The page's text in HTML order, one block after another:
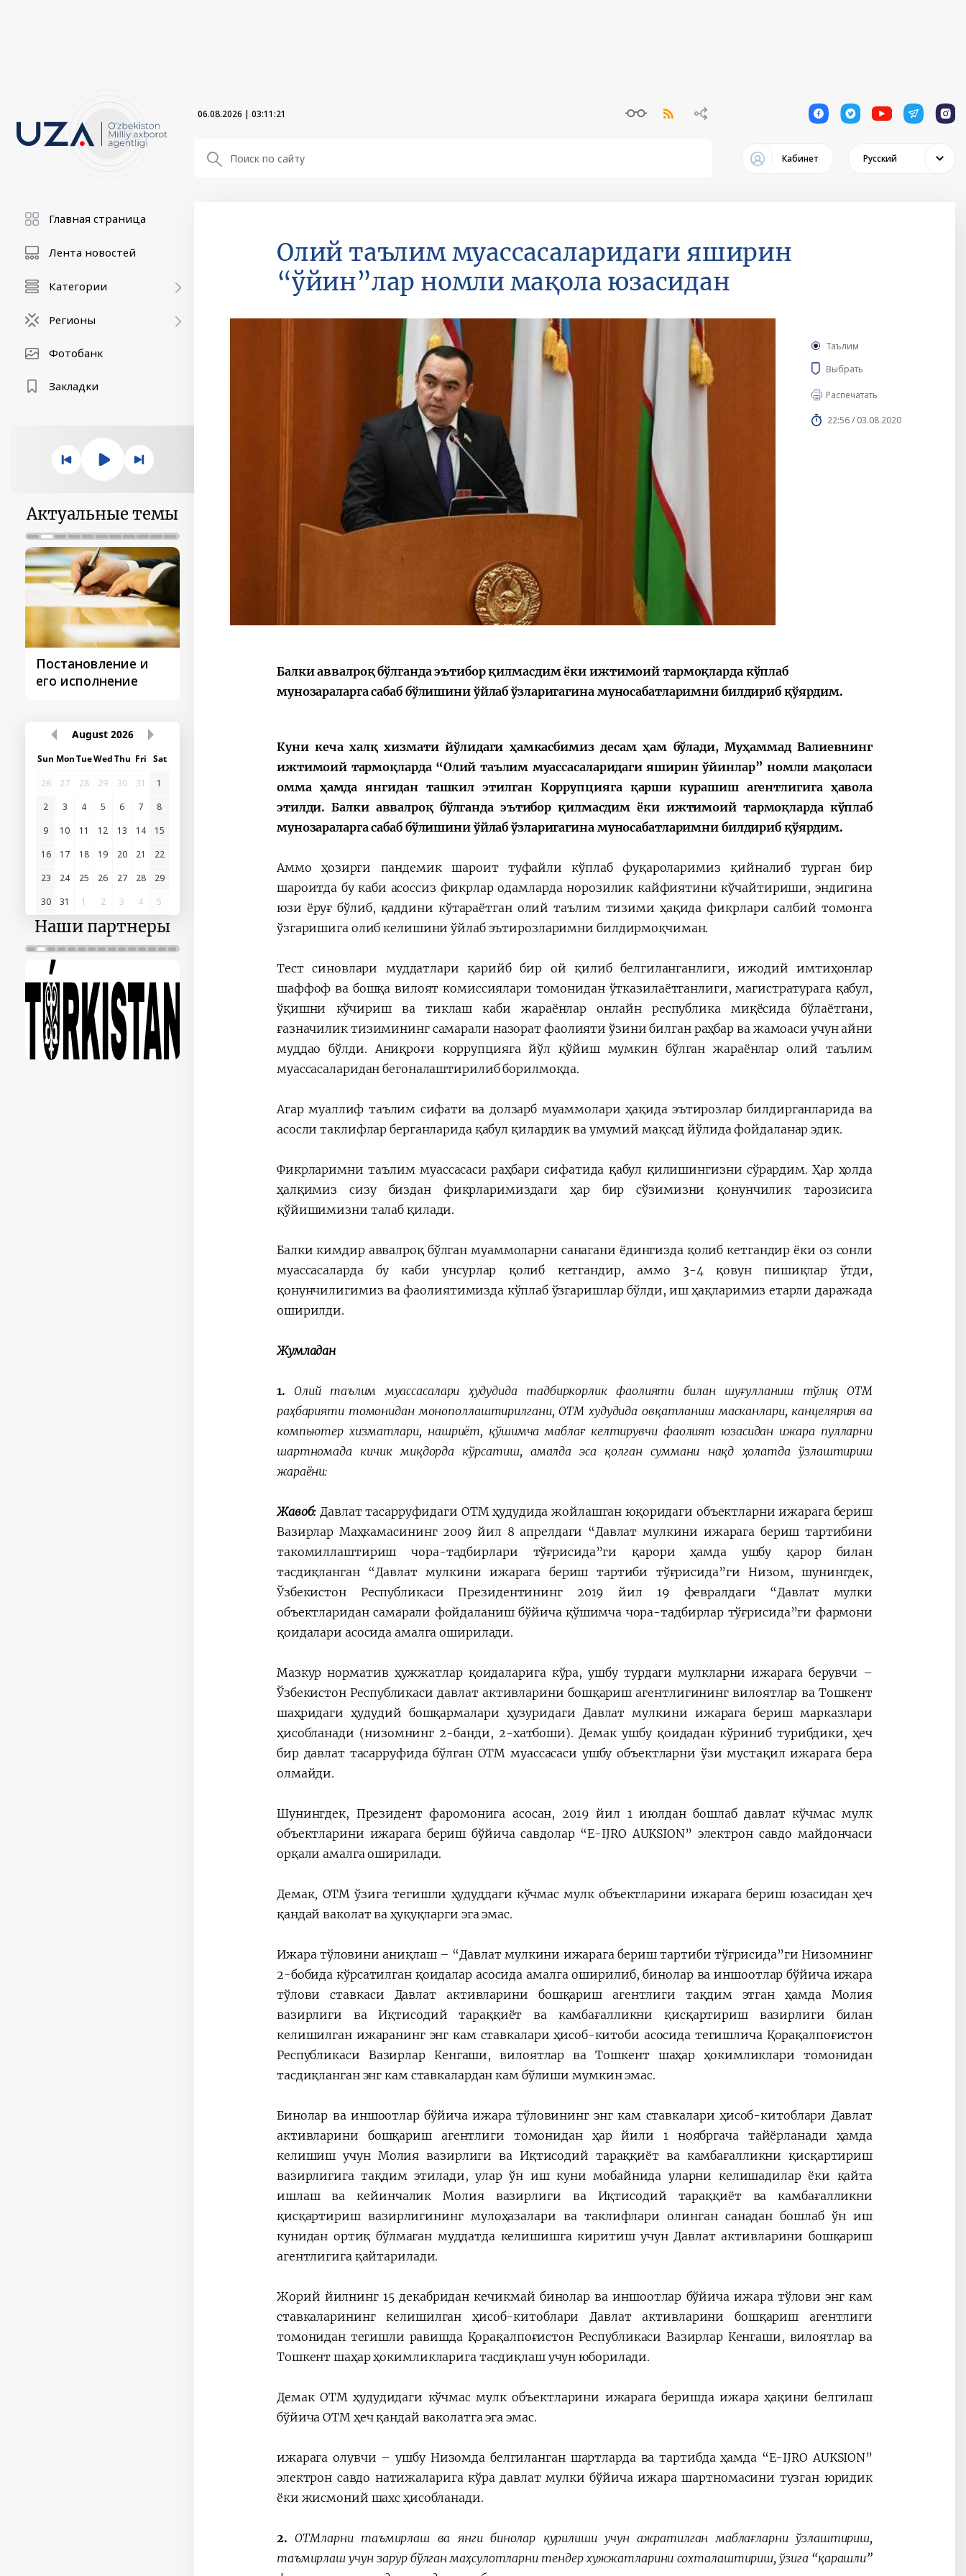
06.08.2026 | 03:11:22 1 1 1 1 1
Кабинет Русский
Главная страница
Лента новостей
Категории
Регионы
Фотобанк
Закладки
Актуальные темы
Постановление и
его исполнение
Президента
Поручение
Президента – в
действии
Видеоселекторные
совещания под
председательством
Мирзиёева
После визита
Президента…
August 2026
Sun MonTueWedThu Fri Sat
26
27 28 29 30 31
1
2
3 4 5 6 7
8
9
10 11 12 13 14
15
16
17 18 19 20 21
22
23
24 25 26 27 28
29
30
31 1 2 3 4 5
Наши партнеры
Олий таълим муассасаларидаги яширин
“ўйин”лар номли мақола юзасидан
Таълим
Выбрать
Распечатать
22:56 / 03.08.2020
Балки аввалроқ бўлганда эътибор қилмасдим ёки ижтимоий тармоқларда кўплаб
мунозараларга сабаб бўлишини ўйлаб ўзларигагина муносабатларимни билдириб қўярдим.
Куни кеча халқ хизмати йўлидаги ҳамкасбимиз десам ҳам бўлади, Муҳаммад Валиевнинг
ижтимоий тармоқларда “Олий таълим муассасаларидаги яширин ўйинлар” номли мақоласи
омма ҳамда янгидан ташкил этилган Коррупцияга қарши курашиш агентлигига ҳавола
этилди. Балки аввалроқ бўлганда эътибор қилмасдим ёки ижтимоий тармоқларда кўплаб
мунозараларга сабаб бўлишини ўйлаб ўзларигагина муносабатларимни билдириб қўярдим.
Аммо ҳозирги пандемик шароит туфайли кўплаб фуқароларимиз қийналиб турган бир
шароитда бу каби асоссиз фикрлар одамларда норозилик кайфиятини кўчайтириши, эндигина
юзи ёруғ бўлиб, қаддини кўтараётган олий таълим тизими ҳақида фикрлари салбий томонга
ўзгаришига олиб келишини ўйлаб эътирозларимни билдирмоқчиман.
Тест синовлари муддатлари қарийб бир ой қилиб белгиланганлиги, ижодий имтиҳонлар
шаффоф ва бошқа вилоят комиссиялари томонидан ўтказилаётганлиги, магистратурага қабул,
ўқишни кўчириш ва тиклаш каби жараёнлар онлайн республика миқёсида бўлаётгани,
ғазначилик тизимининг самарали назорат фаолияти ўзини билган раҳбар ва жамоаси учун айни
муддао бўлди. Аниқроғи коррупцияга йўл қўйиш мумкин бўлган жараёнлар олий таълим
муассасаларидан бегоналаштирилиб борилмоқда.
Агар муаллиф таълим сифати ва долзарб муаммолари ҳақида эътирозлар билдирганларида ва
асосли таклифлар берганларида қабул қилардик ва умумий мақсад йўлида фойдаланар эдик.
Фикрларимни таълим муассасаси раҳбари сифатида қабул қилишингизни сўрардим. Ҳар ҳолда
ҳалқимиз сизу биздан фикрларимиздаги ҳар бир сўзимизни қонунчилик тарозисига
қўйишимизни талаб қилади.
Балки кимдир аввалроқ бўлган муаммоларни санагани ёдингизда қолиб кетгандир ёки оз сонли
муассасаларда бу каби унсурлар қолиб кетгандир, аммо 3-4 қовун пишиқлар ўтди,
қонунчилигимиз ва фаолиятимизда кўплаб ўзгаришлар бўлди, иш ҳақларимиз етарли даражада
оширилди.
Жумладан
1.
Олий таълим муассасалари ҳудудида тадбиркорлик фаолияти билан шуғулланиш тўлиқ ОТМ
раҳбарияти томонидан монополлаштирилгани, ОТМ худудида овқатланиш масканлари, канцелярия ва
компьютер хизматлари, нашриёт, қўшимча маблағ келтирувчи фаолият юзасидан ижара пулларни
шартномада кичик миқдорда кўрсатиш, амалда эса қолган суммани нақд ҳолатда ўзлаштириш
жараёни:
Жавоб:Давлат тасарруфидаги ОТМ ҳудудида жойлашган юқоридаги объектларни ижарага бериш
Вазирлар Маҳкамасининг 2009 йил 8 апрелдаги “Давлат мулкини ижарага бериш тартибини
такомиллаштириш чора-тадбирлари тўғрисида”ги қарори ҳамда ушбу қарор билан
тасдиқланган “Давлат мулкини ижарага бериш тартиби тўғрисида”ги Низом, шунингдек,
Ўзбекистон Республикаси Президентининг 2019 йил 19 февралдаги “Давлат мулки
объектларидан самарали фойдаланиш бўйича қўшимча чора-тадбирлар тўғрисида”ги фармони
қоидалари асосида амалга оширилади.
Мазкур норматив ҳужжатлар қоидаларига кўра, ушбу турдаги мулкларни ижарага берувчи –
Ўзбекистон Республикаси давлат активларини бошқариш агентлигининг вилоятлар ва Тошкент
шаҳридаги ҳудудий бошқармалари ҳузуридаги Давлат мулкини ижарага бериш марказлари
ҳисобланади (низомнинг 2-банди, 2-хатбоши). Демак ушбу қоидадан кўриниб турибдики, ҳеч
бир давлат тасарруфида бўлган ОТМ муассасаси ушбу объектларни ўзи мустақил ижарага бера
олмайди.
Шунингдек, Президент фаромонига асосан, 2019 йил 1 июлдан бошлаб давлат кўчмас мулк
объектларини ижарага бериш бўйича савдолар “E-IJRO AUKSION” электрон савдо майдончаси
орқали амалга оширилади.
Демак, ОТМ ўзига тегишли ҳудуддаги кўчмас мулк объектларини ижарага бериш юзасидан ҳеч
қандай ваколат ва ҳуқуқларги эга эмас.
Ижара тўловини аниқлаш – “Давлат мулкини ижарага бериш тартиби тўғрисида”ги Низомнинг
2-бобида кўрсатилган қоидалар асосида амалга оширилиб, бинолар ва иншоотлар бўйича ижара
тўлови ставкаси Давлат активларини бошқариш агентлиги тақдим этган ҳамда Молия
вазирлиги ва Иқтисодий тараққиёт ва камбағалликни қисқартириш вазирлиги билан
келишилган ижаранинг энг кам ставкалари ҳисоб-китоби асосида тегишлича Қорақалпоғистон
Республикаси Вазирлар Кенгаши, вилоятлар ва Тошкент шаҳар ҳокимликлари томонидан
тасдиқланган энг кам ставкалардан кам бўлиши мумкин эмас.
Бинолар ва иншоотлар бўйича ижара тўловининг энг кам ставкалари ҳисоб-китоблари Давлат
активларини бошқариш агентлиги томонидан ҳар йили 1 ноябргача тайёрланади ҳамда
келишиш учун Молия вазирлиги ва Иқтисодий тараққиёт ва камбағалликни қисқартириш
вазирлигига тақдим этилади, улар ўн иш куни мобайнида уларни келишадилар ёки қайта
ишлаш ва кейинчалик Молия вазирлиги ва Иқтисодий тараққиёт ва камбағалликни
қисқартириш вазирлигининг мулоҳазалари ва таклифлари олинган санадан бошлаб ўн иш
кунидан ортиқ бўлмаган муддатда келишишга киритиш учун Давлат активларини бошқариш
агентлигига қайтарилади.
Жорий йилнинг 15 декабридан кечикмай бинолар ва иншоотлар бўйича ижара тўлови энг кам
ставкаларининг келишилган ҳисоб-китоблари Давлат активларини бошқариш агентлиги
томонидан тегишли равишда Қорақалпоғистон Республикаси Вазирлар Кенгаши, вилоятлар ва
Тошкент шаҳар ҳокимликларига тасдиқлаш учун юборилади.
Демак ОТМ ҳудудидаги кўчмас мулк объектларини ижарага беришда ижара ҳақини белгилаш
бўйича ОТМ ҳеч қандай ваколатга эга эмас.
ижарага олувчи – ушбу Низомда белгиланган шартларда ва тартибда ҳамда “E-IJRO AUKSION”
электрон савдо натижаларига кўра давлат мулки бўйича ижара шартномасини тузган юридик
ёки жисмоний шахс ҳисобланади.
2. ОТМларни таъмирлаш ва янги бинолар қурилиши учун ажратилган маблағларни ўзлаштириш,
таъмирлаш учун зарур бўлган маҳсулотларни тендер хужжатларини сохталаштириш, ўзига “қарашли”